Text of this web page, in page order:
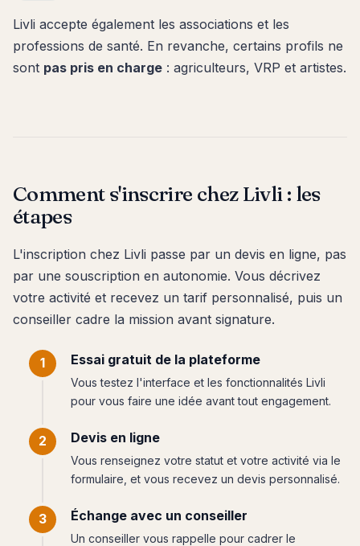
Livli accepte également les associations et les
professions de santé. En revanche, certains profils ne
sont pas pris en charge : agriculteurs, VRP et artistes.
Comment s'inscrire chez Livli : les
étapes
L'inscription chez Livli passe par un devis en ligne, pas
par une souscription en autonomie. Vous décrivez
votre activité et recevez un tarif personnalisé, puis un
conseiller cadre la mission avant signature.
Essai gratuit de la plateforme
Vous testez l'interface et les fonctionnalités Livli
pour vous faire une idée avant tout engagement.
Devis en ligne
Vous renseignez votre statut et votre activité via le
formulaire, et vous recevez un devis personnalisé.
Échange avec un conseiller
Un conseiller vous rappelle pour cadrer le